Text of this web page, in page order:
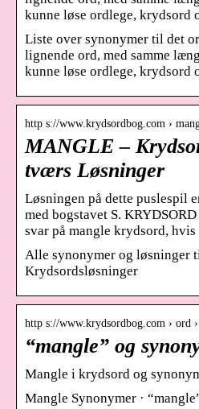
kunne løse ordlege, krydsord
Liste over synonymer til det
lignende ord, med samme
kunne løse ordlege, krydsord
http s://www.krydsordbog.com ›
MANGLE –
tværs Løsninger
Løsningen på dette puslespil
med bogstavet S.
svar på mangle krydsord,
Alle synonymer og løsninger
Krydsordsløsninger
http s://www.krydsordbog.com › ord
“mangle” og
Mangle i krydsord og
Mangle Synonymer ·